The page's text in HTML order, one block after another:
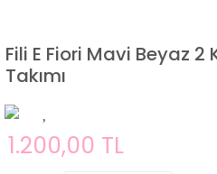
Fili E Fiori Mavi Beyaz 2
Takımı
1.200,00 TL